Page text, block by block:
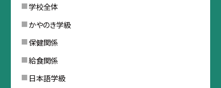
学校全体
かやのき学級
保健関係
給食関係
日本語学級